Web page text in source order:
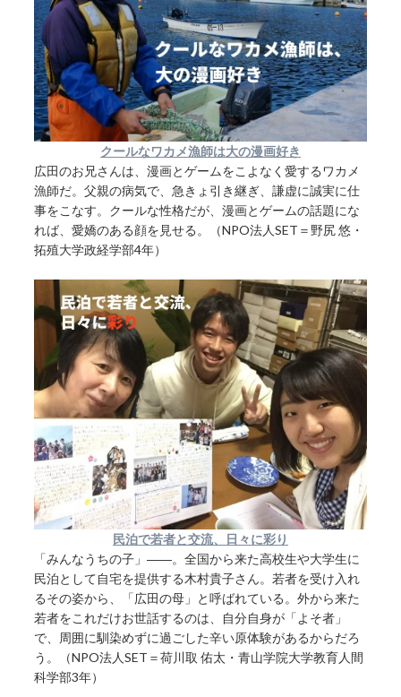
クールなワカメ漁師は大の漫画好き
広田のお兄さんは、漫画とゲームをこよなく愛するワカメ
漁師だ。父親の病気で、急きょ引き継ぎ、謙虚に誠実に仕
事をこなす。クールな性格だが、漫画とゲームの話題にな
れば、愛嬌のある顔を見せる。（NPO法人SET＝野尻 悠・
拓殖大学政経学部4年）
民泊で若者と交流、日々に彩り
「みんなうちの子」――。全国から来た高校生や大学生に
民泊として自宅を提供する木村貴子さん。若者を受け入れ
るその姿から、「広田の母」と呼ばれている。外から来た
若者をこれだけお世話するのは、自分自身が「よそ者」
で、周囲に馴染めずに過ごした辛い原体験があるからだろ
う。（NPO法人SET＝荷川取 佑太・青山学院大学教育人間
科学部3年）